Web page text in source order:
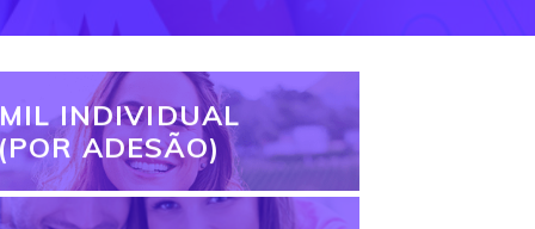
INDIVIDUAL
ADESÃO)